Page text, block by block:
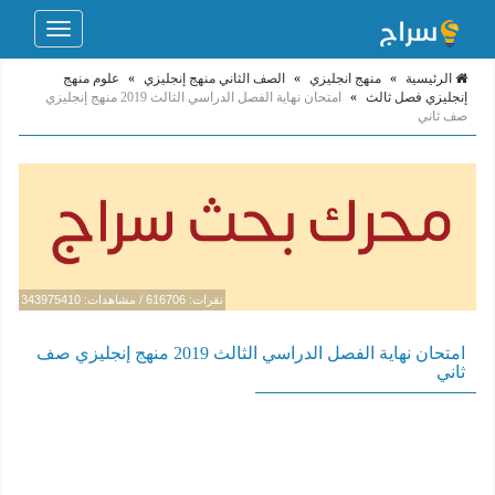
Toggle
الرئيسية » منهج انجليزي » الصف الثاني منهج إنجليزي »
علوم منهج
إنجليزي فصل ثالث »
امتحان نهاية الفصل الدراسي الثالث 2019 منهج إنجليزي
صف ثاني
نقرات: 616706 / مشاهدات: 343975410
امتحان نهاية الفصل الدراسي الثالث 2019 منهج إنجليزي صف
ثاني